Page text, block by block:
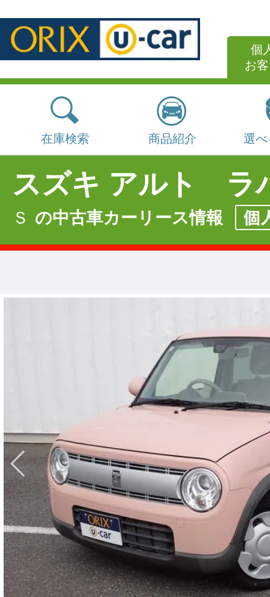
個
お
在庫検索 商品紹介 選
スズキ アルト ラ
Ｓ の中古車カーリース情報